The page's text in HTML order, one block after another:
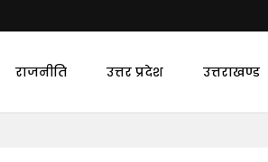
राजनीति उत्तर प्रदेश उत्तराखण्ड